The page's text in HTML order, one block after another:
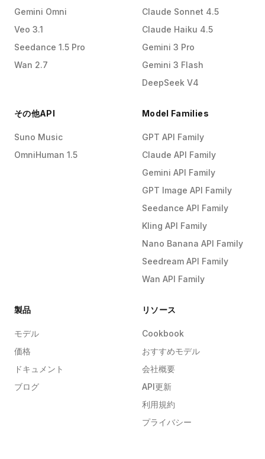
Gemini Omni
Veo 3.1
Seedance 1.5 Pro
Wan 2.7
Claude Sonnet 4.5
Claude Haiku 4.5
Gemini 3 Pro
Gemini 3 Flash
DeepSeek V4
その他API
Suno Music
OmniHuman 1.5
Model Families
GPT API Family
Claude API Family
Gemini API Family
GPT Image API Family
Seedance API Family
Kling API Family
Nano Banana API Family
Seedream API Family
Wan API Family
製品
モデル
価格
ドキュメント
ブログ
リソース
Cookbook
おすすめモデル
会社概要
API更新
利用規約
プライバシー